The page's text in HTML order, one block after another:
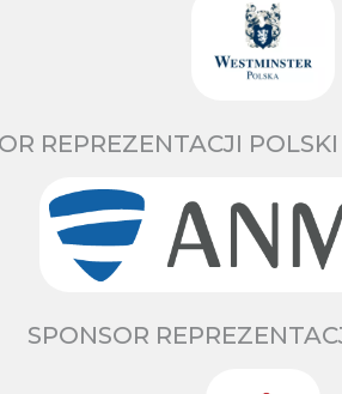
REPREZENTACJI
SPONSOR